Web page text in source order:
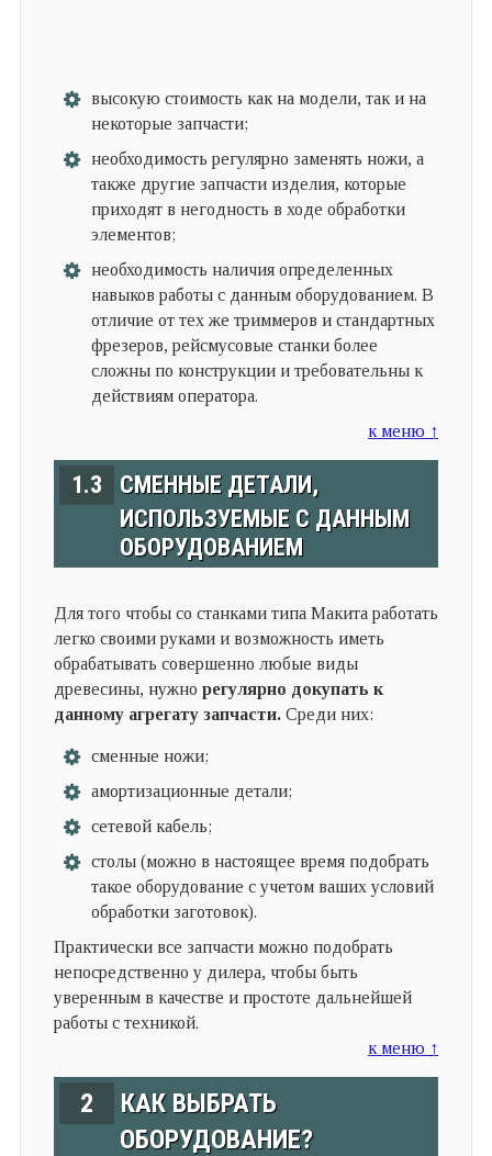
высокую стоимость как на модели, так и на
некоторые запчасти;
необходимость регулярно заменять ножи, а
также другие запчасти изделия, которые
приходят в негодность в ходе обработки
элементов;
необходимость наличия определенных
навыков работы с данным оборудованием. В
отличие от тех же триммеров и стандартных
фрезеров, рейсмусовые станки более
сложны по конструкции и требовательны к
действиям оператора.
к меню ↑
1.3
СМЕННЫЕ ДЕТАЛИ,
ИСПОЛЬЗУЕМЫЕ С ДАННЫМ
ОБОРУДОВАНИЕМ
Для того чтобы со станками типа Макита работать
легко своими руками и возможность иметь
обрабатывать совершенно любые виды
древесины, нужно регулярно докупать к
данному агрегату запчасти.Среди них:
сменные ножи;
амортизационные детали;
сетевой кабель;
столы (можно в настоящее время подобрать
такое оборудование с учетом ваших условий
обработки заготовок).
Практически все запчасти можно подобрать
непосредственно у дилера, чтобы быть
уверенным в качестве и простоте дальнейшей
работы с техникой.
к меню ↑
2
КАК ВЫБРАТЬ
ОБОРУДОВАНИЕ?